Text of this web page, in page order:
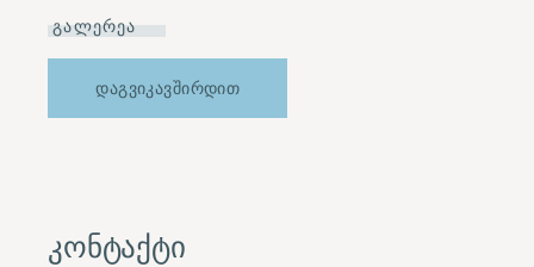
ᲒᲐᲚᲔᲠᲔᲐ
ᲓᲐᲒᲕᲘᲙᲐᲕᲨᲘᲠᲓᲘᲗ
კონტაქტი